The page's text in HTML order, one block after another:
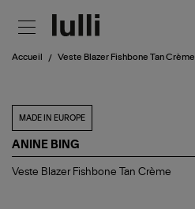
Accueil Veste Blazer Fishbone Tan Crème
MADE IN EUROPE
ANINE BING
Veste
Veste Blazer Fishbone Tan Crème